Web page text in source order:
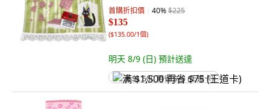
首購折扣價 40%$225
$135
($135.00/1個)
明天 8/9 (日) 預計送達
满 $1,500 再省 $75 (王道卡)